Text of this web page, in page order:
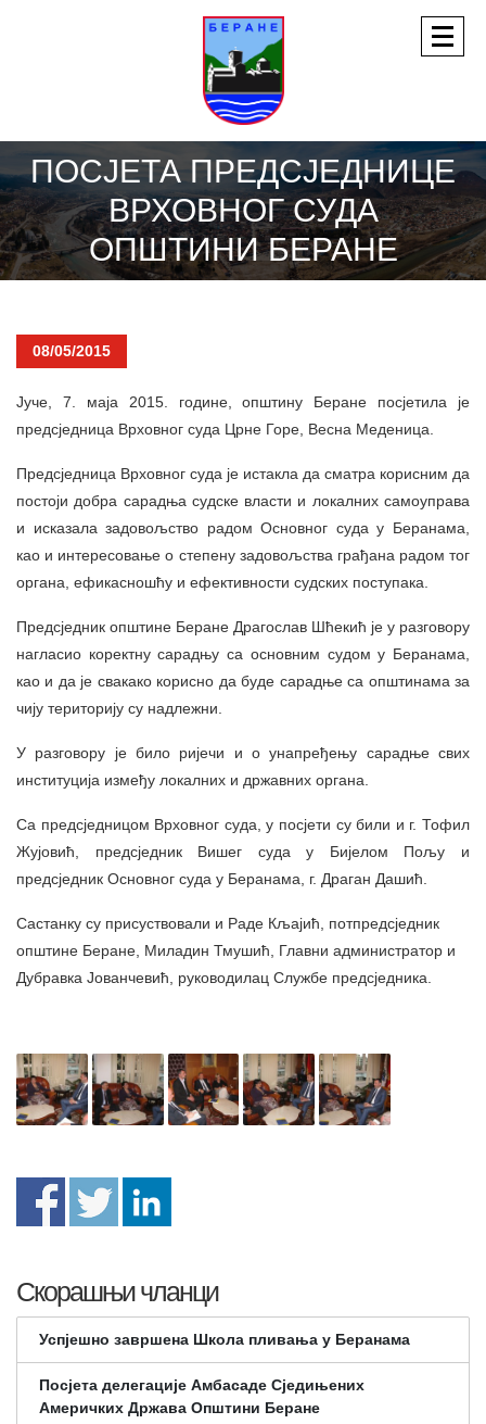
ПОСЈЕТА ПРЕДСЈЕДНИЦЕ
ВРХОВНОГ СУДА
ОПШТИНИ БЕРАНЕ
08/05/2015
Јуче, 7. маја 2015. године, општину Беране посјетила је
предсједница Врховног суда Црне Горе, Весна Меденица.
Предсједница Врховног суда је истакла да сматра корисним да
постоји добра сарадња судске власти и локалних самоуправа
и исказала задовољство радом Основног суда у Беранама,
као и интересовање о степену задовољства грађана радом тог
органа, ефикасношћу и ефективности судских поступака.
Предсједник општине Беране Драгослав Шћекић је у разговору
нагласио коректну сарадњу са основним судом у Беранама,
као и да је свакако корисно да буде сарадње са општинама за
чију територију су надлежни.
У разговору је било ријечи и о унапређењу сарадње свих
институција између локалних и државних органа.
Са предсједницом Врховног суда, у посјети су били и г. Тофил
Жујовић, предсједник Вишег суда у Бијелом Пољу и
предсједник Основног суда у Беранама, г. Драган Дашић.
Састанку су присуствовали и Раде Кљајић, потпредсједник
општине Беране, Миладин Тмушић, Главни администратор и
Дубравка Јованчевић, руководилац Службе предсједника.
Скорашњи чланци
Успјешно завршена Школа пливања у Беранама
Посјета делегације Амбасаде Сједињених
Америчких Држава Општини Беране